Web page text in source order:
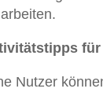
für
Nutzer